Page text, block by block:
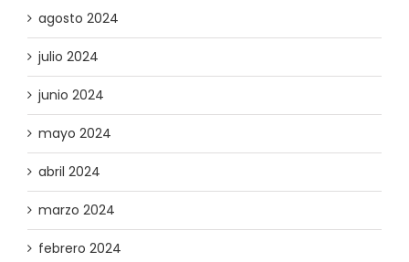
agosto 2024
julio 2024
junio 2024
mayo 2024
abril 2024
marzo 2024
febrero 2024